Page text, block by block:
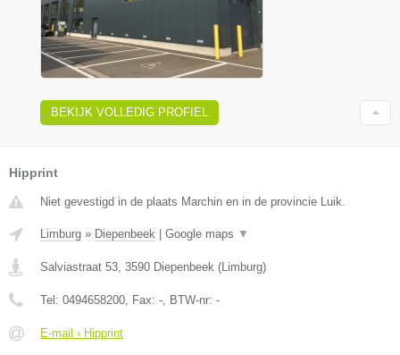
BEKIJK VOLLEDIG PROFIEL
Hipprint
Niet gevestigd in de plaats Marchin en in de provincie Luik.
Limburg » Diepenbeek | Google maps ▼
Salviastraat 53 3590 Diepenbeek (Limburg)
Tel: 0494658200 , Fax: - , BTW-nr: -
E-mail › Hipprint